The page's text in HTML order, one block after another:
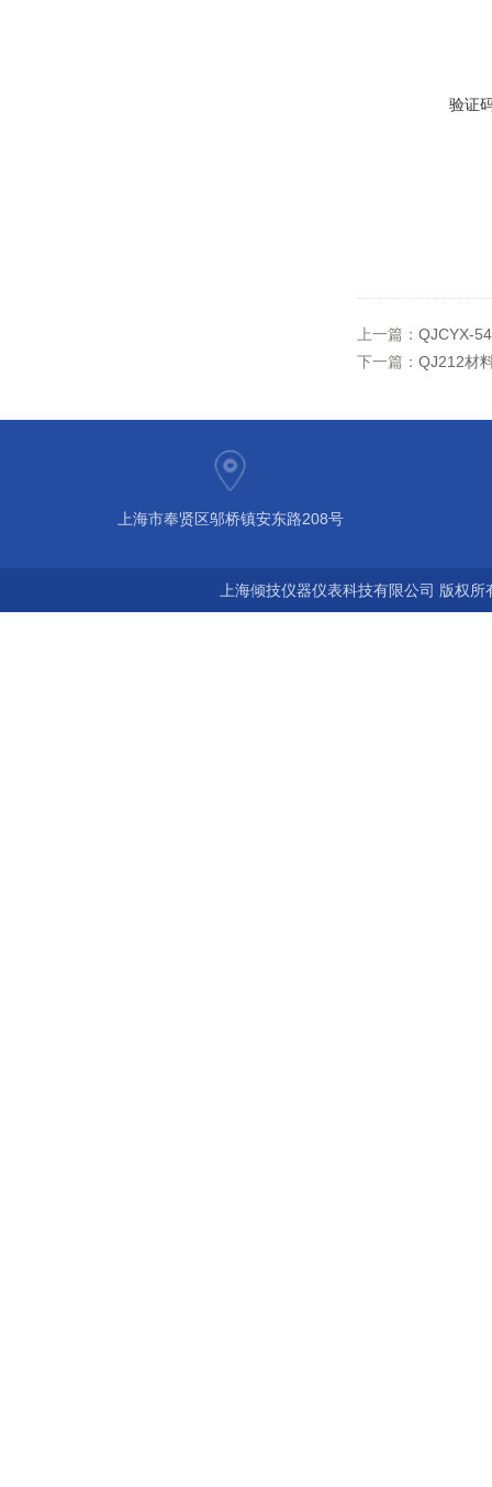
验证
上一篇： QJCYX-
下一篇： QJ212材
上海市奉贤区邬桥镇安东路208号
上海倾技仪器仪表科技有限公司 版权